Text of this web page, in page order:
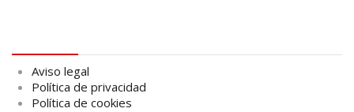
Aviso legal
Política de privacidad
Política de cookies